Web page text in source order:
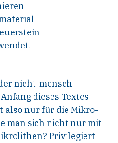
nicht-mensch-
dieses Textes
also nur für die Mikro-
man sich nicht nur mit
Privilegiert